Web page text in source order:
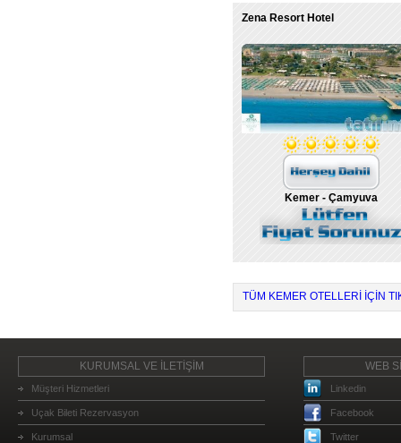
Zena Resort Hotel
Kemer - Çamyuva
TÜM KEMER OTELLERI IÇIN
KURUMSAL VE İLETİŞİM
Müşteri Hizmetleri
Uçak Bileti Rezervasyon
Kurumsal
WEB
Linkedin
Facebook
Twitter